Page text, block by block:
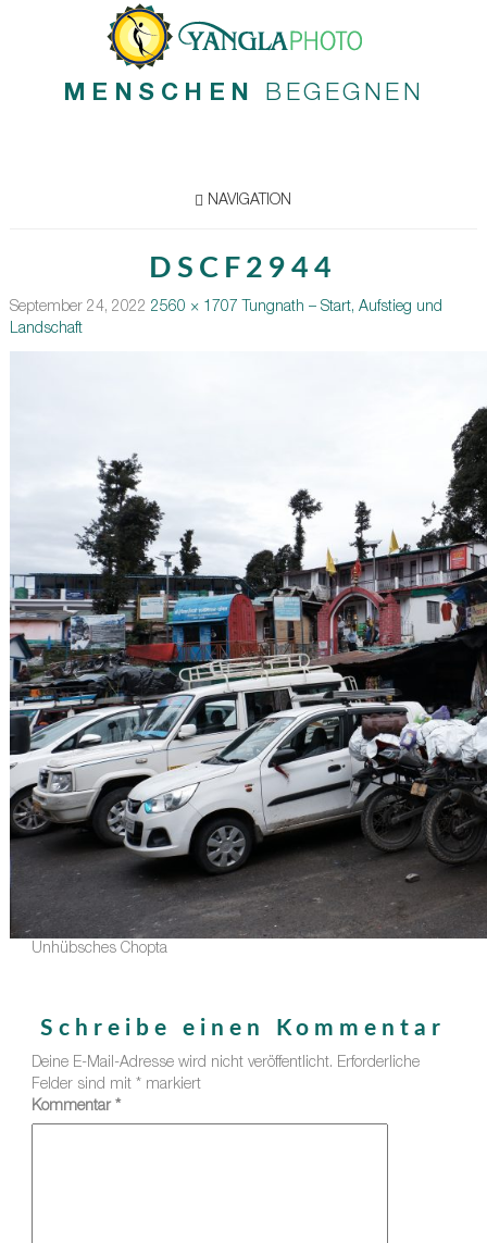
MENSCHEN BEGEGNEN
NAVIGATION
DSCF2944
September 24, 2022 2560 × 1707
Tungnath – Start, Aufstieg und
Landschaft
Unhübsches Chopta
Schreibe einen Kommentar
Deine E-Mail-Adresse wird nicht veröffentlicht. Erforderliche
Felder sind mit * markiert
Kommentar *